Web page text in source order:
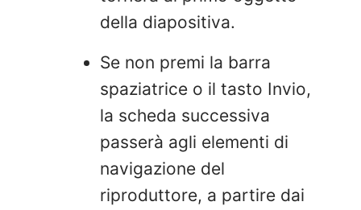
della diapositiva.
Se non premi la barra
spaziatrice o il tasto Invio,
la scheda successiva
passerà agli elementi di
navigazione del
riproduttore, a partire dai